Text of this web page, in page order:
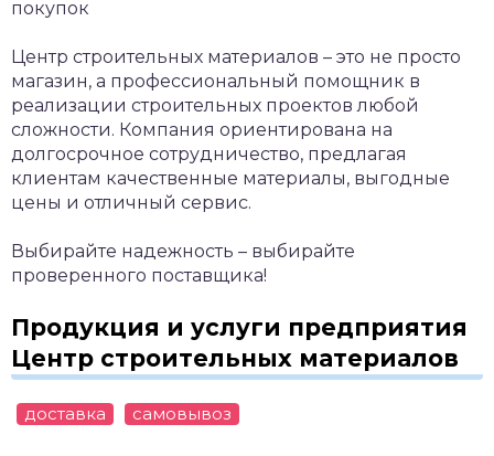
покупок
Центр строительных материалов – это не просто
магазин, а профессиональный помощник в
реализации строительных проектов любой
сложности. Компания ориентирована на
долгосрочное сотрудничество, предлагая
клиентам качественные материалы, выгодные
цены и отличный сервис.
Выбирайте надежность – выбирайте
проверенного поставщика!
Продукция и услуги предприятия
Центр строительных материалов
доставка самовывоз